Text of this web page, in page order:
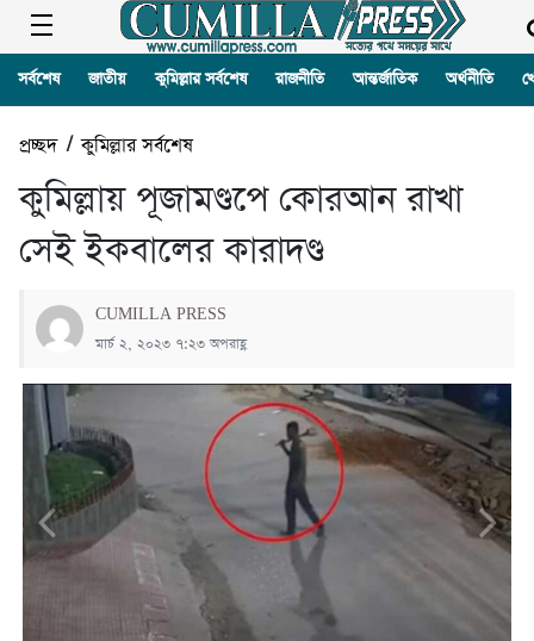
সর্বশেষ জাতীয় কুমিল্লার সর্বশেষ রাজনীতি আন্তর্জাতিক অর্থনীতি
প্রচ্ছদ/কুমিল্লার সর্বশেষ
কুমিল্লায় পূজামণ্ডপে কোরআন রাখা
সেই ইকবালের কারাদণ্ড
CUMILLA PRESS
মার্চ ২, ২০২৩ ৭:২৩ অপরাহ্ণ